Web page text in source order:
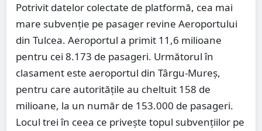
Potrivit datelor colectate de platformă, cea mai
mare subvenție pe pasager revine Aeroportului
din Tulcea. Aeroportul a primit 11,6 milioane
pentru cei 8.173 de pasageri. Următorul în
clasament este aeroportul din Târgu-Mureș,
pentru care autoritățile au cheltuit 158 de
milioane, la un număr de 153.000 de pasageri.
Locul trei în ceea ce privește topul subvențiilor pe